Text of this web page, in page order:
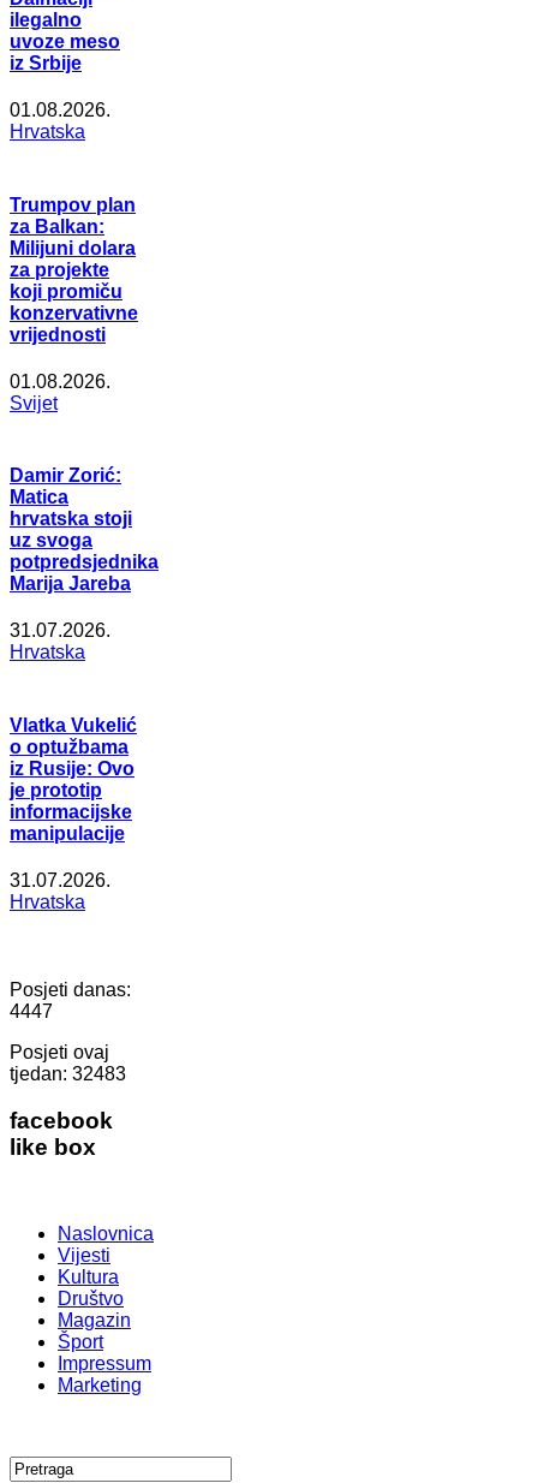
ilegalno
uvoze meso
iz Srbije
01.08.2026.
Hrvatska
Trumpov plan
za Balkan:
Milijuni dolara
za projekte
koji promiču
konzervativne
vrijednosti
01.08.2026.
Svijet
Damir Zorić:
Matica
hrvatska stoji
uz svoga
potpredsjednika
Marija Jareba
31.07.2026.
Hrvatska
Vlatka Vukelić
o optužbama
iz Rusije: Ovo
je prototip
informacijske
manipulacije
31.07.2026.
Hrvatska
Posjeti danas:
4447
Posjeti ovaj
tjedan: 32483
facebook
like box
Naslovnica
Vijesti
Kultura
Društvo
Magazin
Šport
Impressum
Marketing